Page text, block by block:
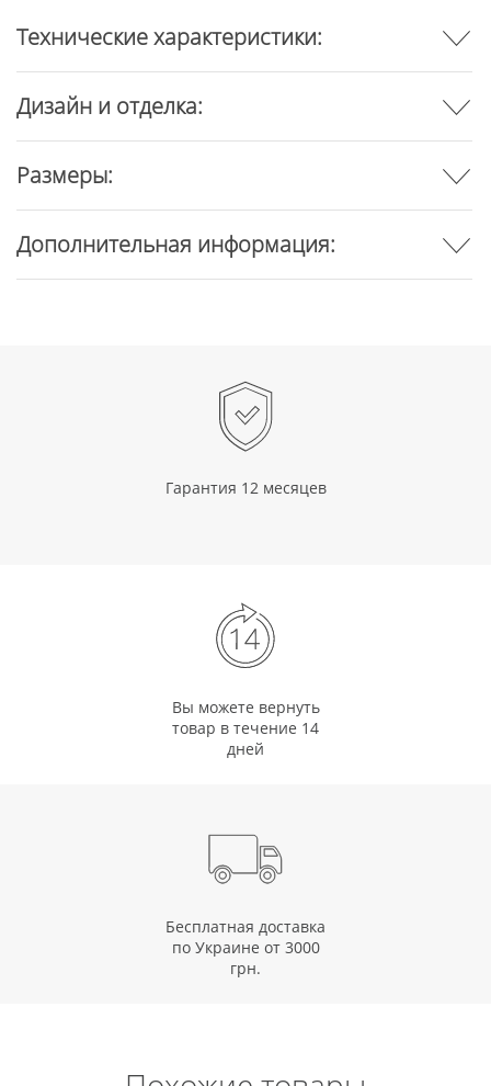
Технические характеристики:
Дизайн и отделка:
Размеры:
Дополнительная информация:
Гарантия 12 месяцев
Вы можете вернуть
товар в течение 14
дней
Бесплатная доставка
по Украине от 3000
грн.